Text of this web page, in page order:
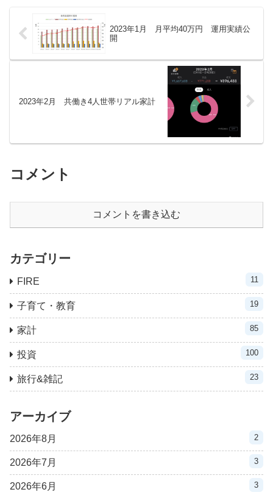
2023年1月 月平均40万円 運用実績公
開
2023年2月 共働き4人世帯リアル家計
コメント
コメントを書き込む
カテゴリー
FIRE 11
子育て・教育 19
家計 85
投資 100
旅行&雑記 23
アーカイブ
2026年8月 2
2026年7月 3
2026年6月 3